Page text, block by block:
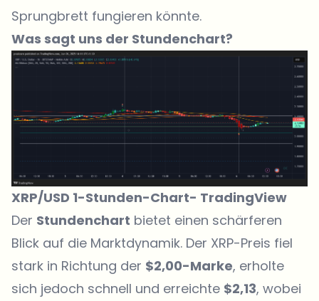
Sprungbrett fungieren könnte.
Was sagt uns der Stundenchart?
XRP/USD 1-Stunden-Chart- TradingView
Der Stundenchart bietet einen schärferen
Blick auf die Marktdynamik. Der XRP-Preis fiel
stark in Richtung der $2,00-Marke, erholte
sich jedoch schnell und erreichte $2,13, wobei